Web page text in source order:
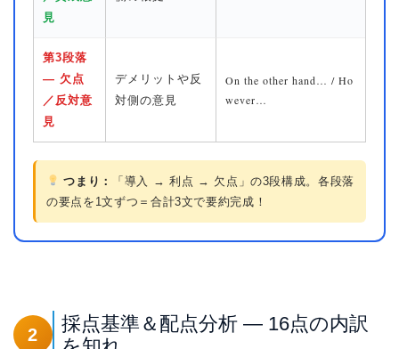
見
第3段落
— 欠点
／反対意
見
デメリットや反
対側の意見
On the other hand… / Ho
wever…
つまり：
「導入 → 利点 → 欠点」の3段構成。各段落
の要点を1文ずつ＝合計3文で要約完成！
2
採点基準＆配点分析 — 16点の内訳